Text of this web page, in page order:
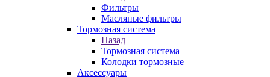
Фильтры
Масляные фильтры
Тормозная система
Назад
Тормозная система
Колодки тормозные
Аксессуары